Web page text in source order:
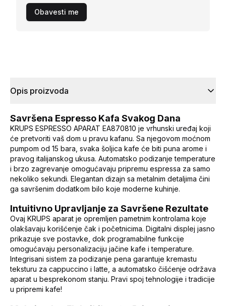
Obavesti me
Opis proizvoda
Savršena Espresso Kafa Svakog Dana
KRUPS ESPRESSO APARAT EA870810 je vrhunski uređaj koji
će pretvoriti vaš dom u pravu kafanu. Sa njegovom moćnom
pumpom od 15 bara, svaka šoljica kafe će biti puna arome i
pravog italijanskog ukusa. Automatsko podizanje temperature
i brzo zagrevanje omogućavaju pripremu espressa za samo
nekoliko sekundi. Elegantan dizajn sa metalnim detaljima čini
ga savršenim dodatkom bilo koje moderne kuhinje.
Intuitivno Upravljanje za Savršene Rezultate
Ovaj KRUPS aparat je opremljen pametnim kontrolama koje
olakšavaju korišćenje čak i početnicima. Digitalni displej jasno
prikazuje sve postavke, dok programabilne funkcije
omogućavaju personalizaciju jačine kafe i temperature.
Integrisani sistem za podizanje pena garantuje kremastu
teksturu za cappuccino i latte, a automatsko čišćenje održava
aparat u besprekonom stanju. Pravi spoj tehnologije i tradicije
u pripremi kafe!